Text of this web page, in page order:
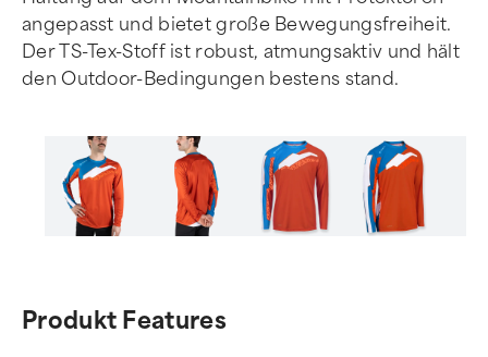
angepasst und bietet große Bewegungsfreiheit.
Der TS-Tex-Stoff ist robust, atmungsaktiv und hält
den Outdoor-Bedingungen bestens stand.
6Produkt Features